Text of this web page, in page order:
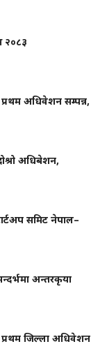
२०८३
प्रथम अधिवेशन सम्पन्न,
अधिबेशन,
समिट नेपाल–
अन्तरकृया
प्रथम जिल्ला अधिवेशन